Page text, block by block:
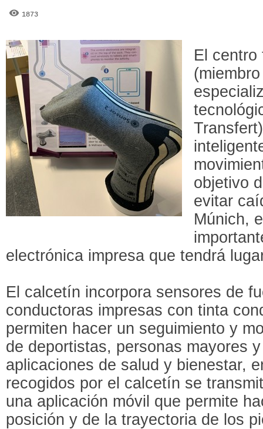
1873
El centro
objetivo
evitar
Múnich,
electrónica impresa que tendrá
El calcetín incorpora sensores de
conductoras impresas con tinta
permiten hacer un seguimiento y
de deportistas, personas mayores
aplicaciones de salud y bienestar,
recogidos por el calcetín se
una aplicación móvil que permite
posición y de la trayectoria de los